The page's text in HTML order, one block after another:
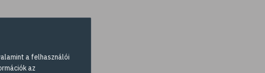
segíti a
át végezzünk
a felhasználói
az